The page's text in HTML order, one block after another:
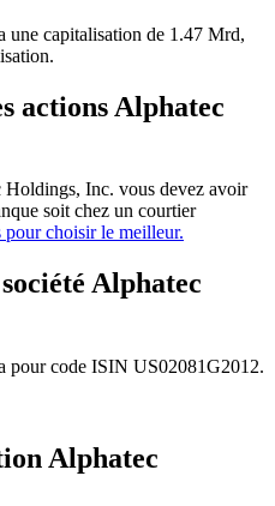
capitalisation de 1.47 Mrd,
actions Alphatec
Holdings, Inc. vous devez avoir
soit chez un courtier
pour choisir le meilleur.
Alphatec
pour code ISIN US02081G2012.
Alphatec